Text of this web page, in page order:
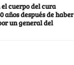
cuerpo del cura
años después de haber
un general del